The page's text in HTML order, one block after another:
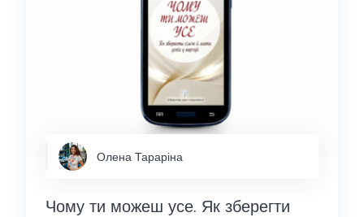
Олена Тараріна
Чому ти можеш усе. Як зберегти